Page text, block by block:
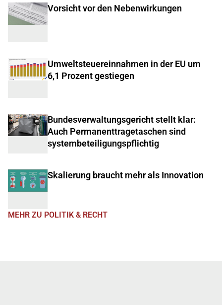
Vorsicht vor den Nebenwirkungen
Umweltsteuereinnahmen in der EU um
6,1 Prozent gestiegen
Bundesverwaltungsgericht stellt klar:
Auch Permanenttragetaschen sind
systembeteiligungspflichtig
Skalierung braucht mehr als Innovation
MEHR ZU POLITIK & RECHT